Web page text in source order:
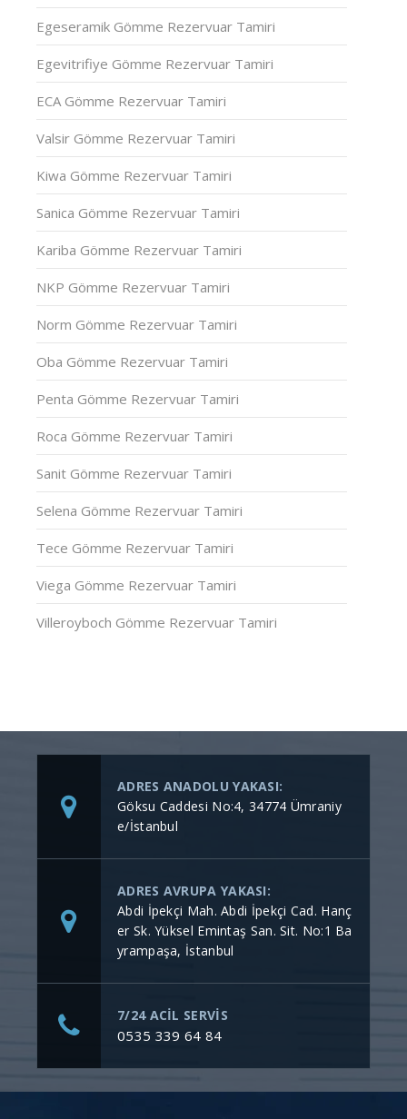
Egeseramik Gömme Rezervuar Tamiri
Egevitrifiye Gömme Rezervuar Tamiri
ECA Gömme Rezervuar Tamiri
Valsir Gömme Rezervuar Tamiri
Kiwa Gömme Rezervuar Tamiri
Sanica Gömme Rezervuar Tamiri
Kariba Gömme Rezervuar Tamiri
NKP Gömme Rezervuar Tamiri
Norm Gömme Rezervuar Tamiri
Oba Gömme Rezervuar Tamiri
Penta Gömme Rezervuar Tamiri
Roca Gömme Rezervuar Tamiri
Sanit Gömme Rezervuar Tamiri
Selena Gömme Rezervuar Tamiri
Tece Gömme Rezervuar Tamiri
Viega Gömme Rezervuar Tamiri
Villeroyboch Gömme Rezervuar Tamiri
ADRES ANADOLU YAKASI:
Göksu Caddesi No:4, 34774 Ümraniy
e/İstanbul
ADRES AVRUPA YAKASI:
Abdi İpekçi Mah. Abdi İpekçi Cad. Hanç
er Sk. Yüksel Emintaş San. Sit. No:1 Ba
yrampaşa, İstanbul
7/24 ACİL SERVİS
0535 339 64 84